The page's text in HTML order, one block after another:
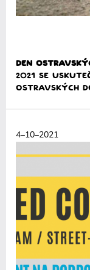
Den
2021 se
ostravských
Přečíst
4–10–2021